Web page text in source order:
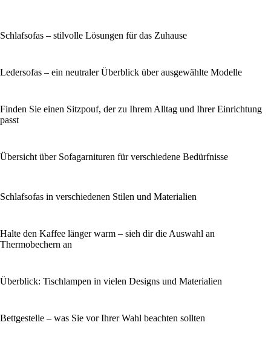
Schlafsofas – stilvolle Lösungen für das Zuhause
Ledersofas – ein neutraler Überblick über ausgewählte Modelle
Finden Sie einen Sitzpouf, der zu Ihrem Alltag und Ihrer Einrichtung
passt
Übersicht über Sofagarnituren für verschiedene Bedürfnisse
Schlafsofas in verschiedenen Stilen und Materialien
Halte den Kaffee länger warm – sieh dir die Auswahl an
Thermobechern an
Überblick: Tischlampen in vielen Designs und Materialien
Bettgestelle – was Sie vor Ihrer Wahl beachten sollten